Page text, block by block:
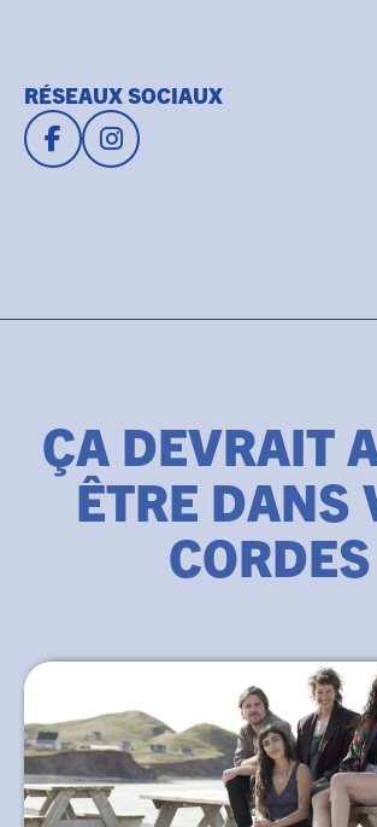
RÉSEAUX SOCIAUX
ÇA DEVRAIT
ÊTRE DANS
CORDES